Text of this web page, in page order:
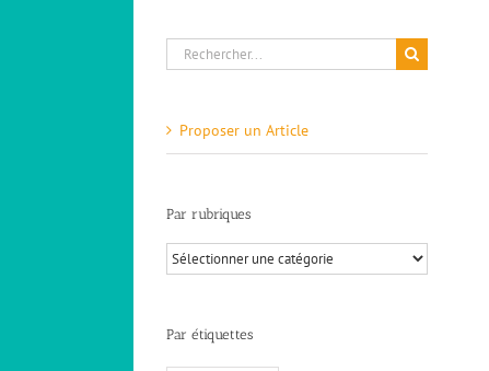
Couleur lavande – L’Atelier du linge –
Rechercher:
Proposer un Article
Par rubriques
Par
rubriques
Par étiquettes